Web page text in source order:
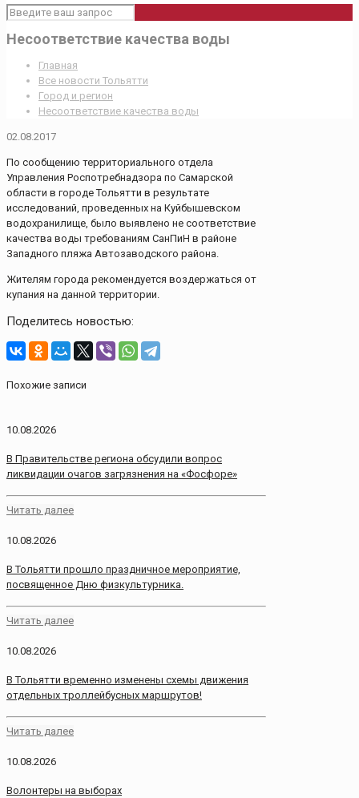
Несоответствие качества воды
Главная
Все новости Тольятти
Город и регион
Несоответствие качества воды
02.08.2017
По сообщению территориального отдела
Управления Роспотребнадзора по Самарской
области в городе Тольятти в результате
исследований, проведенных на Куйбышевском
водохранилище, было выявлено не соответствие
качества воды требованиям СанПиН в районе
Западного пляжа Автозаводского района.
Жителям города рекомендуется воздержаться от
купания на данной территории.
Поделитесь новостью:
Похожие записи
10.08.2026
В Правительстве региона обсудили вопрос
ликвидации очагов загрязнения на «Фосфоре»
Читать далее
10.08.2026
В Тольятти прошло праздничное мероприятие,
посвященное Дню физкультурника.
Читать далее
10.08.2026
В Тольятти временно изменены схемы движения
отдельных троллейбусных маршрутов!
Читать далее
10.08.2026
Волонтеры на выборах